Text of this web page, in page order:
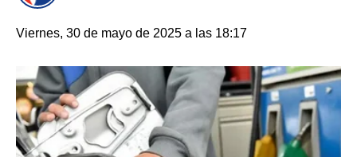
Viernes, 30 de mayo de 2025 a las 18:17